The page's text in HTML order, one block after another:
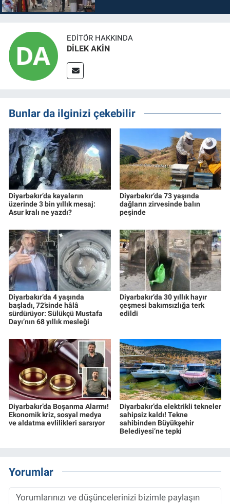
EDITÖR HAKKINDA
DİLEK AKİN
Bunlar da ilginizi çekebilir
Diyarbakır’da kayaların
üzerinde 3 bin yıllık mesaj:
Asur kralı ne yazdı?
Diyarbakır’da 73 yaşında
dağların zirvesinde balın
peşinde
Diyarbakır’da 4 yaşında
başladı, 72’sinde hâlâ
sürdürüyor: Sülükçü Mustafa
Dayı’nın 68 yıllık mesleği
Diyarbakır’da 30 yıllık hayır
çeşmesi bakımsızlığa terk
edildi
Diyarbakır’da Boşanma Alarmı!
Ekonomik kriz, sosyal medya
ve aldatma evlilikleri sarsıyor
Diyarbakır’da elektrikli tekneler
sahipsiz kaldı! Tekne
sahibinden Büyükşehir
Belediyesi’ne tepki
Yorumlar